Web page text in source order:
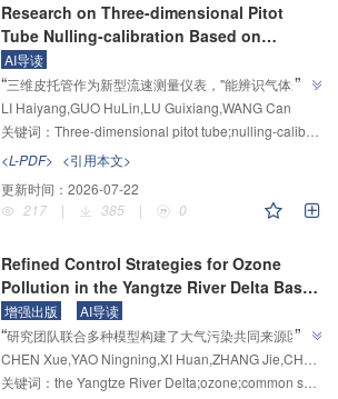
Research on Three-dimensional Pitot
Tube Nulling-calibration Based on
Numerical Methods
AI导读
“三维皮托管作为新型流速测量仪表，"能辨识气体来流
的俯仰与偏航角，极大提高了固定污染源流速测量的准
确性"，研究人员提出了基于有限元数值计算的对向校
准方案，为解决传统离线实流校准资源耗费大的问题提
供了新途径。”
”
LI Haiyang,GUO HuLin,LU Guixiang,WANG Can
关键词： Three-dimensional pitot tube;nulling-calibration;numerical method;stationary pollution sources;flow velocity measurement
<L-PDF> <引用本文>
更新时间： 2026-07-22
217
| 385 | 0
Refined Control Strategies for Ozone
Pollution in the Yangtze River Delta Based
on Common Source Areas and the WRF‒
CMAQ/ISAM Model
增强出版 AI导读
“研究团队联合多种模型构建了大气污染共同来源区域
计算方法，精准识别了长三角O3污染共同来源区域，
提出了精细到网格的差异化管控方法，为区域性臭氧污
”
关键词： the Yangtze River Delta;ozone;common source areas;WRF‒CMAQ model;ISAM